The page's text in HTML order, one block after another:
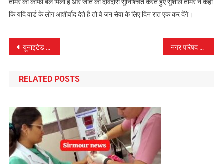
तौमर को काफी बल मिला है और जीत की दावेदारी सुनिश्चित करते हुए सुशील तौमर ने कहा
कि यदि वार्ड के लोग आशीर्वाद देते है तो वे जन सेवा के लिए दिन रात एक कर देंगे।
पोस्ट
नेविगेशन
यूनाइटेड किंगडम से सिरमौर लौटे लोग कोविड टैस्ट करवाना करे सुनिश्चित – केoकेo पराशर नगर परिषद नाहन से 14, पांवटा से 5 व नगर पंचायत राजगढ़ से 5 दावेदार मैदान में
RELATED POSTS